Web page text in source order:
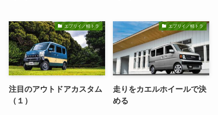
エブリイ／軽トラ
注目のアウトドアカスタム
（１）
エブリイ／軽トラ
走りをカエルホイールで決
める